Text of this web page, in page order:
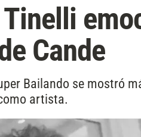
Cande
Bailando se mostró
artista.